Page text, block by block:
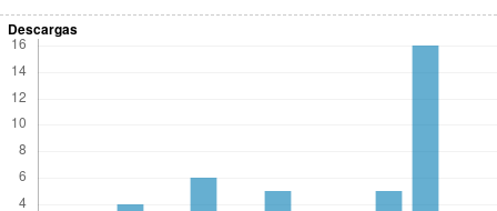
Descargas